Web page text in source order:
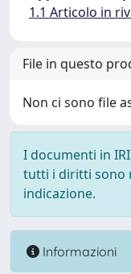
1.1 Articolo in
File in questo
Non ci sono file
I documenti in
tutti i diritti sono
indicazione.
Informazioni